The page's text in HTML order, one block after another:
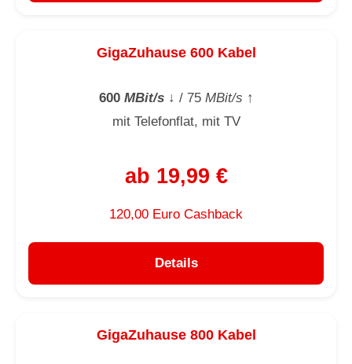
GigaZuhause 600 Kabel
600MBit/s↓ / 75MBit/s ↑
mit Telefonflat, mit TV
ab 19,99 €
120,00 Euro Cashback
Details
GigaZuhause 800 Kabel